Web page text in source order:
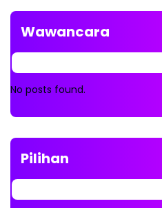
Wawancara
No posts found.
Pilihan